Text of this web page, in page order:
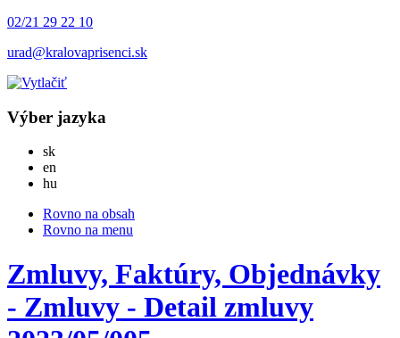
02/21 29 22 10
urad@kralovaprisenci.sk
Výber jazyka
skSlovensky
en
hu
Rovno na obsah
Rovno na menu
Zmluvy, Faktúry, Objednávky
- Zmluvy - Detail zmluvy